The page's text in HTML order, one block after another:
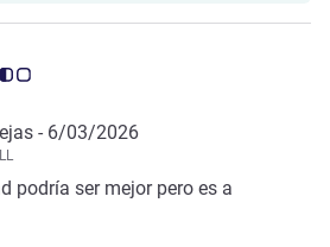
de Avis 3.5/5
- 6/03/2026
podría ser mejor pero es a